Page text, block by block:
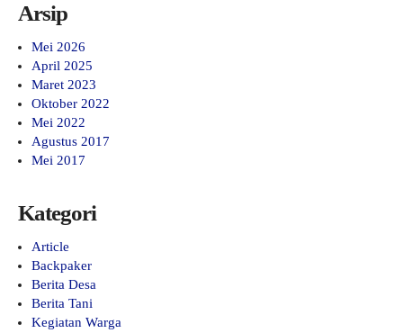
Arsip
Mei 2026
April 2025
Maret 2023
Oktober 2022
Mei 2022
Agustus 2017
Mei 2017
Kategori
Article
Backpaker
Berita Desa
Berita Tani
Kegiatan Warga